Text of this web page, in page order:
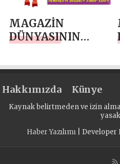
MAGAZİN
DÜNYASININ
BİRMAGAZİN 2
Hakkımızda Künye
Kaynak belirtmeden ve izin
Haber Yazılımı| Developer